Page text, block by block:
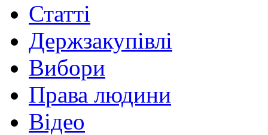
Статті
Держзакупівлі
Вибори
Права людини
Відео